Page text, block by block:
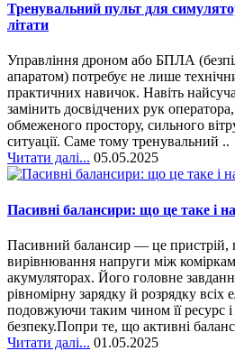
Тренувальний пульт для
літати
Управління дроном або БПЛА
апаратом) потребує не лише
практичних навичок. Навіть
замінить досвідчених рук
обмеженого простору, сильного
ситуації. Саме тому тренувальний ..
Читати далі... 05.05.2025
Пасивні балансири: що це таке і
Пасивний балансир — це пристрій,
вирівнювання напруги між
акумуляторах. Його головне
рівномірну зарядку й розрядку всіх
подовжуючи таким чином її ресурс
безпеку.Попри те, що активні
Читати далі... 01.05.2025